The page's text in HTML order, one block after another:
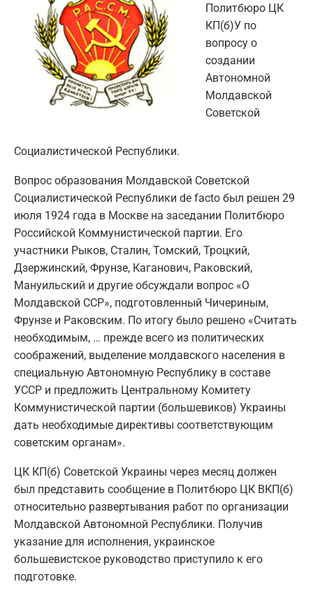
Политбюро ЦК
КП(б)У по
вопросу о
создании
Автономной
Молдавской
Советской
Социалистической Республики.
Вопрос образования Молдавской Советской
Социалистической Республики de facto был решен 29
июля 1924 года в Москве на заседании Политбюро
Российской Коммунистической партии. Его
участники Рыков, Сталин, Томский, Троцкий,
Дзержинский, Фрунзе, Каганович, Раковский,
Мануильский и другие обсуждали вопрос «О
Молдавской ССР», подготовленный Чичериным,
Фрунзе и Раковским. По итогу было решено «Считать
необходимым, … прежде всего из политических
соображений, выделение молдавского населения в
специальную Автономную Республику в составе
УССР и предложить Центральному Комитету
Коммунистической партии (большевиков) Украины
дать необходимые директивы соответствующим
советским органам».
ЦК КП(б) Советской Украины через месяц должен
был представить сообщение в Политбюро ЦК ВКП(б)
относительно развертывания работ по организации
Молдавской Автономной Республики. Получив
указание для исполнения, украинское
большевистское руководство приступило к его
подготовке.